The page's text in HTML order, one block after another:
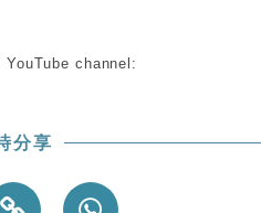
channel:
分享